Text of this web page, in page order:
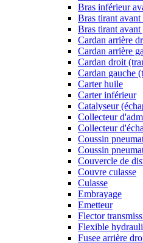
Bras inférieur
Bras tirant
Bras tirant avant
Cardan arrière
Cardan arrière
Cardan droit
Cardan gauche
Carter huile
Carter inférieur
Catalyseur
Collecteur
Collecteur
Coussin
Coussin
Couvercle de
Couvre culasse
Culasse
Embrayage
Emetteur
Flector
Flexible
Fusee arrière